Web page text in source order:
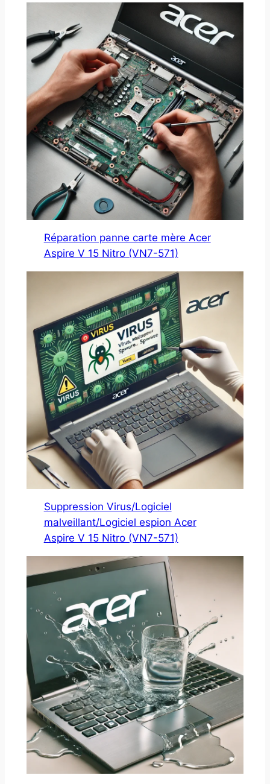
Réparation panne carte mère Acer
Aspire V 15 Nitro (VN7-571)
Suppression Virus/Logiciel
malveillant/Logiciel espion Acer
Aspire V 15 Nitro (VN7-571)